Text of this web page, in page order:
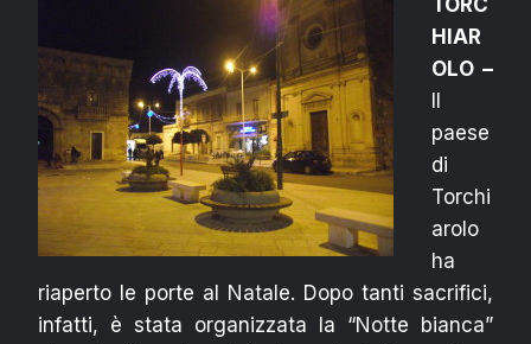
HIAR
OLO –
Il
paese
di
Torchi
arolo
ha
riaperto le porte al Natale. Dopo tanti sacrifici,
infatti, è stata organizzata la “Notte bianca”